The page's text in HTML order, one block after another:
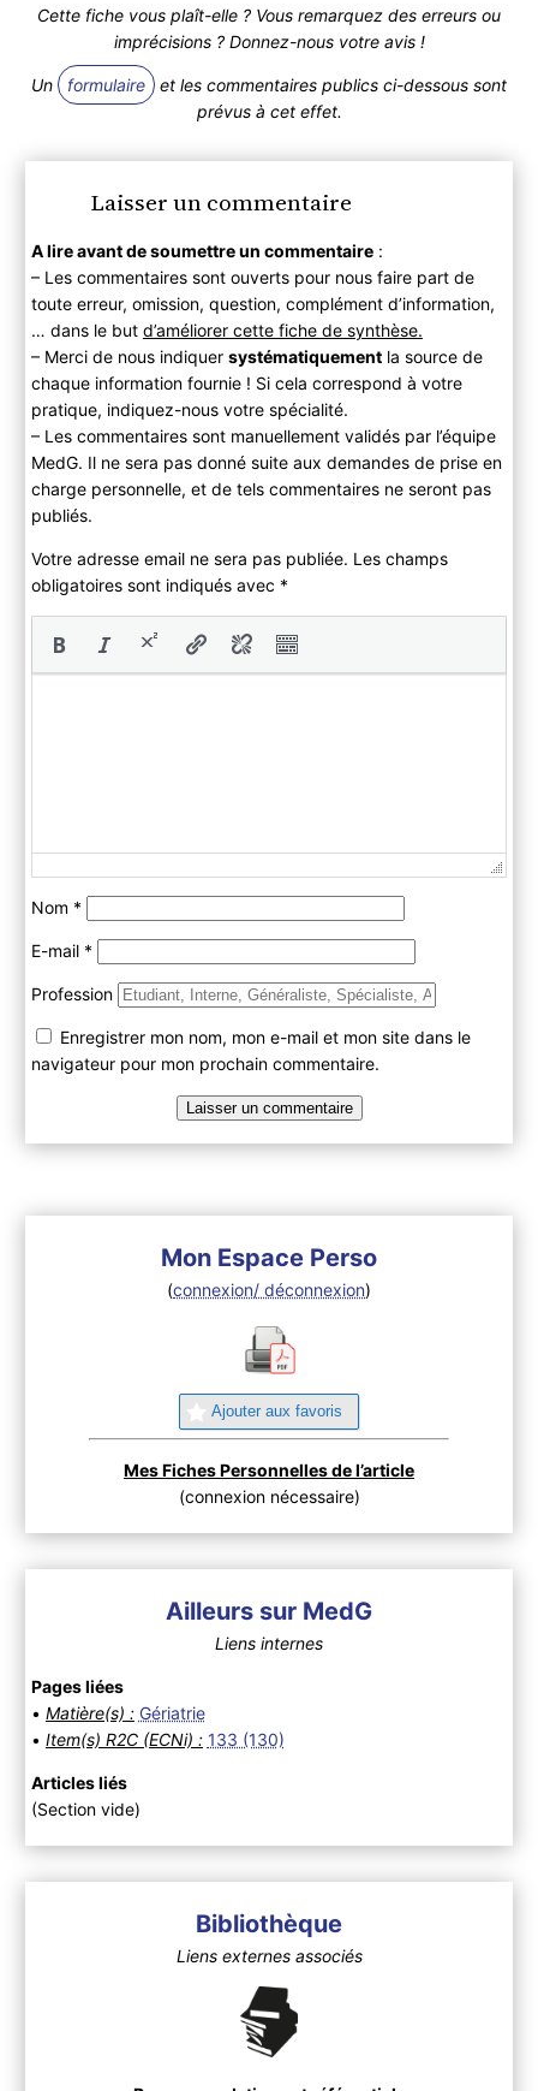
Cette fiche vous plaît-elle ? Vous remarquez des erreurs ou
imprécisions ? Donnez-nous votre avis !
Un formulaire
et les commentaires publics ci-dessous sont
prévus à cet effet.
Laisser un commentaire
A lire avant de soumettre un commentaire:
– Les commentaires sont ouverts pour nous faire part de
toute erreur, omission, question, complément d’information,
… dans le but d’améliorer cette fiche de synthèse.
– Merci de nous indiquer systématiquementla source de
chaque information fournie ! Si cela correspond à votre
pratique, indiquez-nous votre spécialité.
– Les commentaires sont manuellement validés par l’équipe
MedG. Il ne sera pas donné suite aux demandes de prise en
charge personnelle, et de tels commentaires ne seront pas
publiés.
Votre adresse email ne sera pas publiée. Les champs
obligatoires sont indiqués avec *
Nom *
E-mail *
Profession
Enregistrer mon nom, mon e-mail et mon site dans le
navigateur pour mon prochain commentaire.
Mon Espace Perso
(connexion/ déconnexion)
Ajouter aux favoris
Mes Fiches Personnelles de l’article
(connexion nécessaire)
Ailleurs sur MedG
Liens internes
Pages liées
• Matière(s) : Gériatrie
• Item(s) R2C (ECNi) : 133 (130)
Articles liés
(Section vide)
Bibliothèque
Liens externes associés